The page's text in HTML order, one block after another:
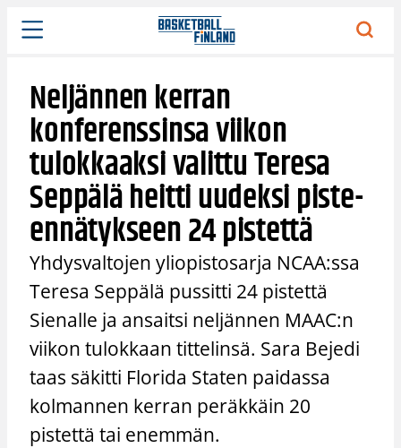
Siirry
sisältöön
Neljännen kerran
konferenssinsa viikon
tulokkaaksi valittu Teresa
Seppälä heitti uudeksi piste-
ennätykseen 24 pistettä
Yhdysvaltojen yliopistosarja NCAA:ssa
Teresa Seppälä pussitti 24 pistettä
Sienalle ja ansaitsi neljännen MAAC:n
viikon tulokkaan tittelinsä. Sara Bejedi
taas säkitti Florida Staten paidassa
kolmannen kerran peräkkäin 20
pistettä tai enemmän.